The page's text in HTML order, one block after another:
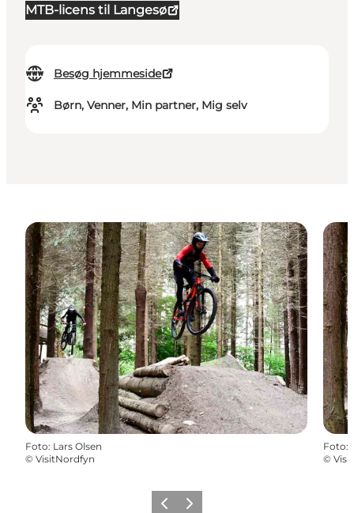
MTB-licens til Langesø
Besøg hjemmeside
Børn, Venner, Min partner, Mig selv
Foto: Lars Olsen
© VisitNordfyn
Foto:
©
ForrigeNæste